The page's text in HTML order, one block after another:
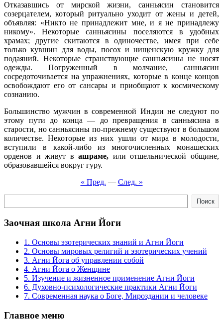
Отказавшись от мирской жизни, санньясин становится
созерцателем, который ритуально уходит от жены и детей,
объявляя: «Никто не принадлежит мне, и я не принадлежу
никому». Некоторые санньясины поселяются в удобных
храмах; другие скитаются в одиночестве, имея при себе
только кувшин для воды, посох и нищенскую кружку для
подаяний. Некоторые странствующие санньясины не носят
одежды. Погруженный в молчание, санньясин
сосредоточивается на упражнениях, которые в конце концов
освобождают его от сансары и приобщают к космическому
сознанию.
Большинство мужчин в современной Индии не следуют по
этому пути до конца — до превращения в санньясина в
старости, но санньясины по-прежнему существуют в большом
количестве. Некоторые из них ушли от мира в молодости,
вступили в какой-либо из многочисленных монашеских
орденов и живут вашраме, или отшельнической общине,
образовавшейся вокруг гуру.
« Пред. — След. »
Поиск
Заочная школа Агни Йоги
1. Основы эзотерических знаний и Агни Йоги
2. Основы мировых религий и эзотерических учений
3. Агни Йога об управлении собой
4. Агни Йога о Женщине
5. Изучение и жизненное применение Агни Йоги
6. Духовно-психологические практики Агни Йоги
7. Современная наука о Боге, Мироздании и человеке
Главное меню